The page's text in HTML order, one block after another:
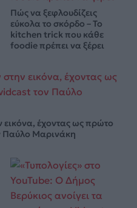
Πώς να ξεφλουδίζεις
εύκολα το σκόρδο – Το
kitchen trick που κάθε
foodie πρέπει να ξέρει
εικόνα, έχοντας ως πρώτο
Παύλο Μαρινάκη